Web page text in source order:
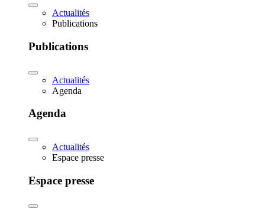
Actualités
Publications
Publications
Actualités
Agenda
Agenda
Actualités
Espace presse
Espace presse